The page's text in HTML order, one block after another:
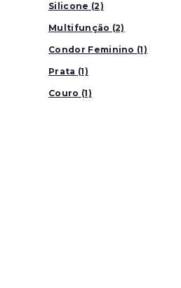
Silicone (2)
Multifunção (2)
Condor Feminino (1)
Prata (1)
Couro (1)